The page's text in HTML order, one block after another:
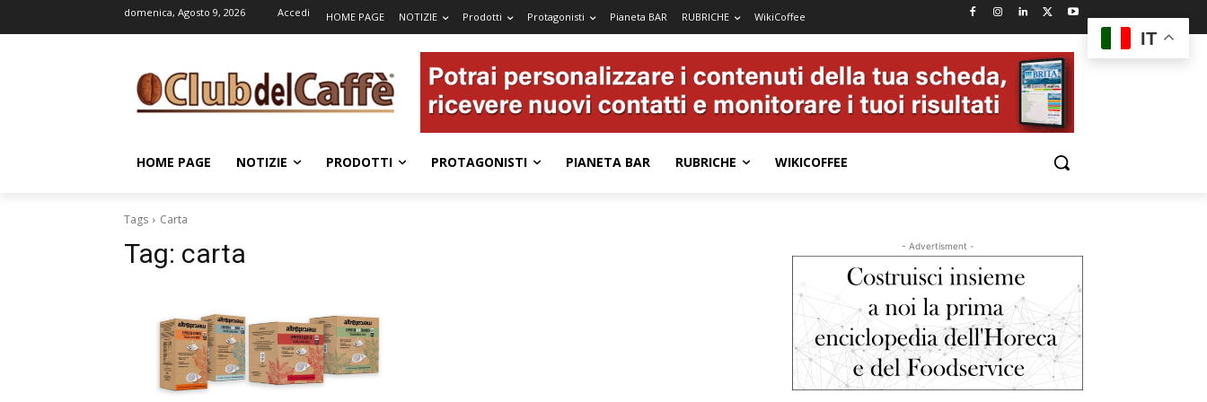
domenica, Agosto 9, 2026 Accedi HOME PAGE NOTIZIE Prodotti Protagonisti Pianeta BAR RUBRICHE WikiCoffee
HOME PAGE NOTIZIE PRODOTTI PROTAGONISTI PIANETA BAR RUBRICHE WIKICOFFEE
Tags Carta
Tag: carta - Advertisment -
IT